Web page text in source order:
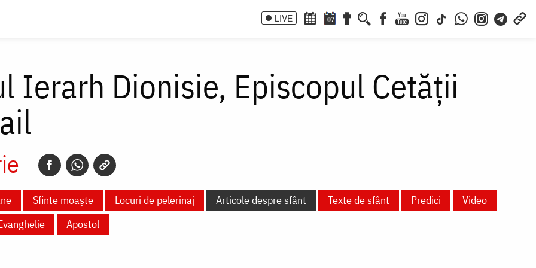
LIVE 07
Ierarh Dionisie, Episcopul Cetății
Sfinte moaște Locuri de pelerinaj Articole despre sfânt Texte de sfânt Predici
Video
Apostol